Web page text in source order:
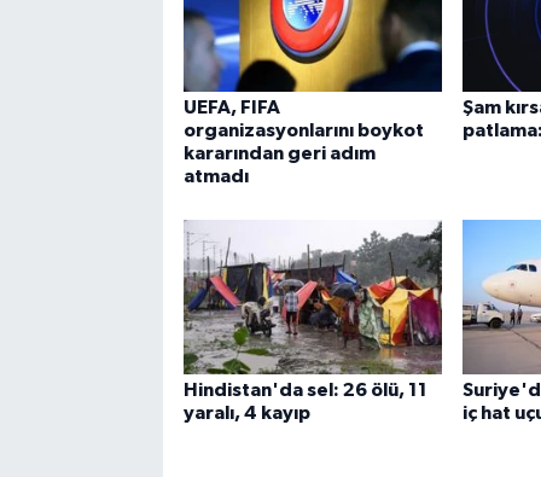
UEFA, FIFA
organizasyonlarını boykot
kararından geri adım
atmadı
Şam
Hindistan'da sel: 26 ölü, 11
yaralı, 4 kayıp
iç hat